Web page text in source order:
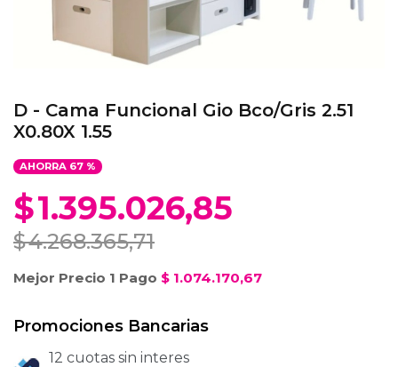
D - Cama Funcional Gio Bco/Gris 2.51
X0.80X 1.55
AHORRA 67%
$1.395.026,85
$4.268.365,71
Mejor Precio 1 Pago $ 1.074.170,67
Promociones Bancarias
12 cuotas sin interes